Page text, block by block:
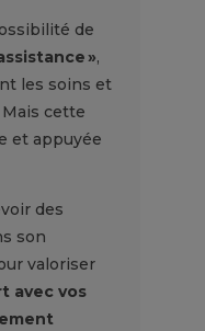
de
»,
les soins et
Mais cette
et appuyée
des
son
valoriser
avec vos